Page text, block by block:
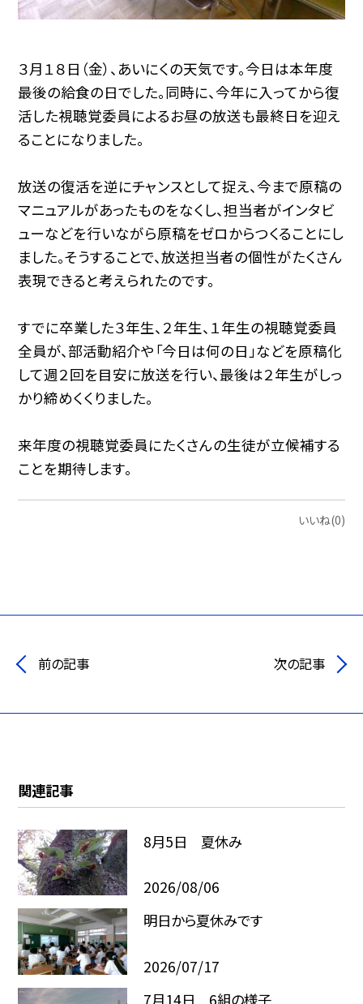
３月１８日（金）、あいにくの天気です。今日は本年度
最後の給食の日でした。同時に、今年に入ってから復
活した視聴覚委員によるお昼の放送も最終日を迎え
ることになりました。
放送の復活を逆にチャンスとして捉え、今まで原稿の
マニュアルがあったものをなくし、担当者がインタビ
ューなどを行いながら原稿をゼロからつくることにし
ました。そうすることで、放送担当者の個性がたくさん
表現できると考えられたのです。
すでに卒業した３年生、２年生、１年生の視聴覚委員
全員が、部活動紹介や「今日は何の日」などを原稿化
して週２回を目安に放送を行い、最後は２年生がしっ
かり締めくくりました。
来年度の視聴覚委員にたくさんの生徒が立候補する
ことを期待します。
いいね(0)
前の記事 次の記事
関連記事
8月5日 夏休み
2026/08/06
明日から夏休みです
2026/07/17
7月14日 6組の様子